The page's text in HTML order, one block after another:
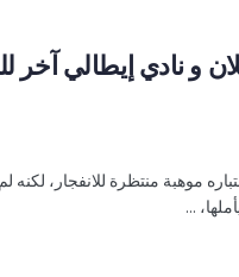
و نادي إيطالي آخر
موهبة منتظرة للانفجار، لكنه
...